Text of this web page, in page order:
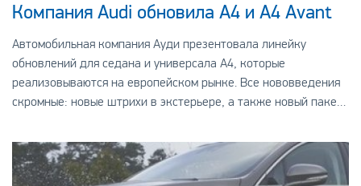
Компания Audi обновила A4 и A4 Avant
Автомобильная компания Ауди презентовала линейку
обновлений для седана и универсала А4, которые
реализовываются на европейском рынке. Все нововведения
скромные: новые штрихи в экстерьере, а также новый пакет